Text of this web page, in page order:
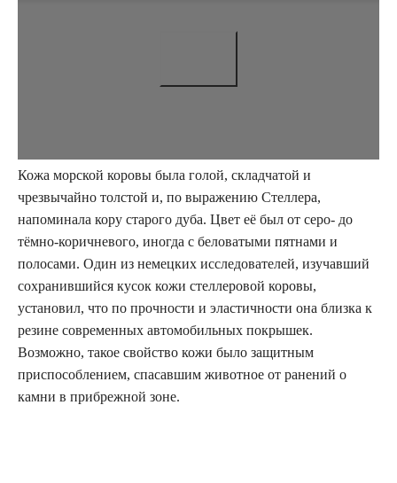
Кожа морской коровы была голой, складчатой и
чрезвычайно толстой и, по выражению Стеллера,
напоминала кору старого дуба. Цвет её был от серо- до
тёмно-коричневого, иногда с беловатыми пятнами и
полосами. Один из немецких исследователей, изучавший
сохранившийся кусок кожи стеллеровой коровы,
установил, что по прочности и эластичности она близка к
резине современных автомобильных покрышек.
Возможно, такое свойство кожи было защитным
приспособлением, спасавшим животное от ранений о
камни в прибрежной зоне.